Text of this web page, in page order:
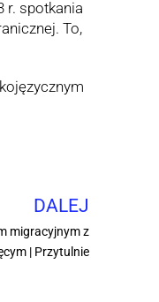
r. spotkania
To,
DALEJ
migracyjnym z
| Przytulnie